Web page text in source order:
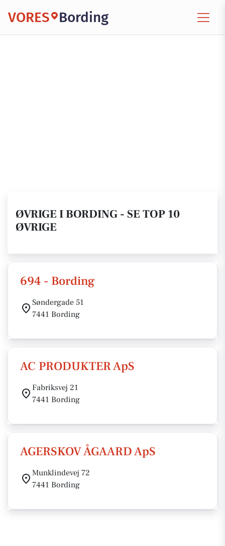
VORES Bording
ØVRIGE I BORDING - SE TOP 10
ØVRIGE
694 - Bording
Søndergade 51
7441 Bording
AC PRODUKTER ApS
Fabriksvej 21
7441 Bording
AGERSKOV ÅGAARD ApS
Munklindevej 72
7441 Bording